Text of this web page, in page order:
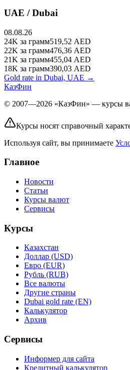
UAE / Dubai
08.08.26
24K за грамм519,52 AED
22K за грамм476,36 AED
21K за грамм455,04 AED
18K за грамм390,03 AED
Gold rate in Dubai, UAE →
КазФин
© 2007—2026 «КазФин» — курсы
Курсы носят справочный
Используя сайт, вы принимаете
Главное
Новости
Статьи
Курсы валют
Сервисы
Курсы
Казахстан
Доллар (USD)
Евро (EUR)
Рубль (RUB)
Все валюты
Другие страны
Dubai gold rate (EN)
Калькулятор
Архив
Сервисы
Информер для сайта
Кредитный калькулятор